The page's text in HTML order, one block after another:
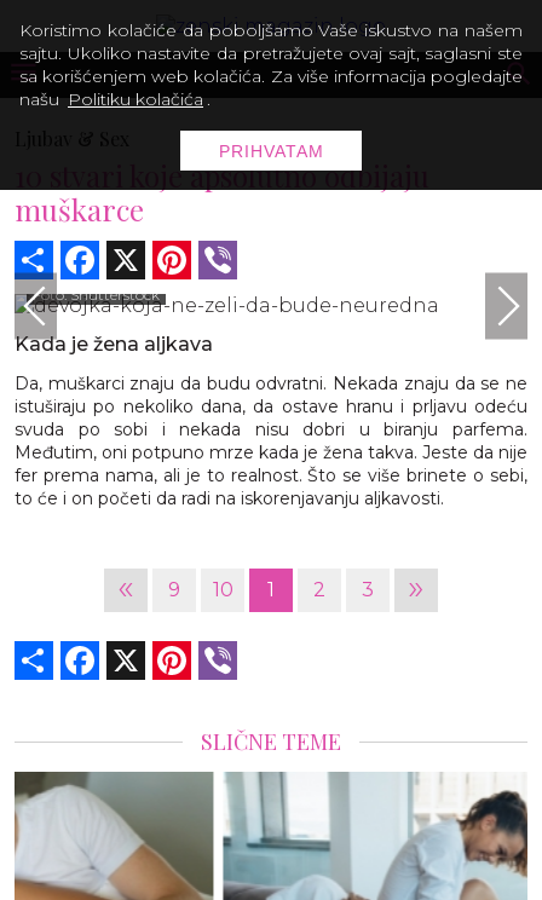
10 stvari koje apsolutno odbijaju
muškarce
Share Facebook Pinterest
Foto: Shutterstock
Kada je žena aljkava
Da, muškarci znaju da budu odvratni. Nekada znaju da se ne
istuširaju po nekoliko dana, da ostave hranu i prljavu odeću
svuda po sobi i nekada nisu dobri u biranju parfema.
Međutim, oni potpuno mrze kada je žena takva. Jeste da nije
fer prema nama, ali je to realnost. Što se više brinete o sebi,
to će i on početi da radi na iskorenjavanju aljkavosti.
« 9 10 1 2 3 »
Share Facebook Pinterest
SLIČNE TEME
Koristimo kolačiće da poboljšamo Vaše iskustvo na našem
sajtu. Ukoliko nastavite da pretražujete ovaj sajt, saglasni ste
sa korišćenjem web kolačića. Za više informacija pogledajte
našu Politiku kolačića .
PRIHVATAM